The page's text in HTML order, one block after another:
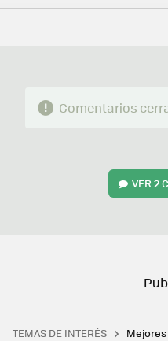
FACEBOOK
TWITTERFLIPBOARD
E-
Comentarios
VER2
TEMAS DE INTERÉS